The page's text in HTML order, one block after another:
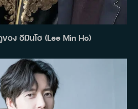
อง อีมินโฮ (Lee Min Ho)